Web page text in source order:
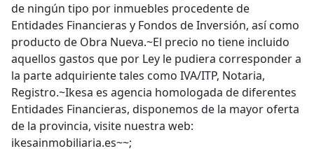
de ningún tipo por inmuebles procedente de
Entidades Financieras y Fondos de Inversión, así como
producto de Obra Nueva.~El precio no tiene incluido
aquellos gastos que por Ley le pudiera corresponder a
la parte adquiriente tales como IVA/ITP, Notaria,
Registro.~Ikesa es agencia homologada de diferentes
Entidades Financieras, disponemos de la mayor oferta
de la provincia, visite nuestra web:
ikesainmobiliaria.es~~;